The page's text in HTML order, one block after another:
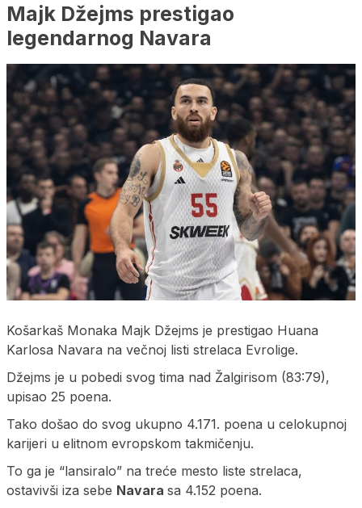
Majk Džejms prestigao
legendarnog Navara
Košarkaš Monaka Majk Džejms je prestigao Huana
Karlosa Navara na večnoj listi strelaca Evrolige.
Džejms je u pobedi svog tima nad Žalgirisom (83:79),
upisao 25 poena.
Tako došao do svog ukupno 4.171. poena u celokupnoj
karijeri u elitnom evropskom takmičenju.
To ga je “lansiralo” na treće mesto liste strelaca,
ostavivši iza sebe Navara sa 4.152 poena.